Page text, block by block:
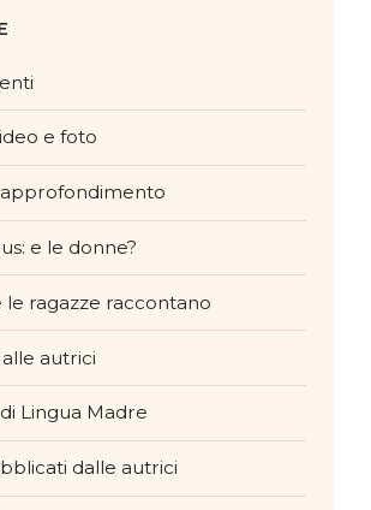
e foto
e le donne?
le ragazze raccontano
autrici
Lingua Madre
dalle autrici